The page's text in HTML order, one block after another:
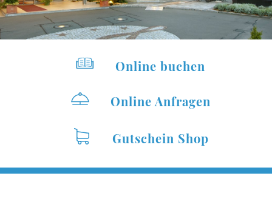
Online buchen
Online Anfragen
Gutschein Shop